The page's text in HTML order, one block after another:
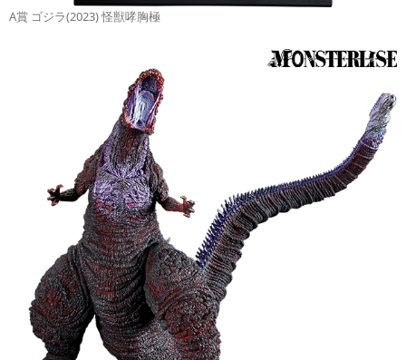
A賞 ゴジラ(2023) 怪獣哮胸極